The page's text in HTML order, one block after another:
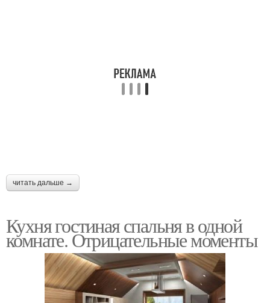
читать дальше →
Кухня гостиная спальня в одной
комнате. Отрицательные моменты